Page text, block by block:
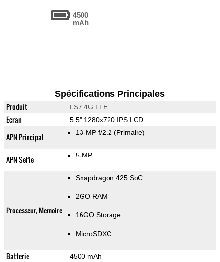
4500
mAh
Spécifications Principales
Produit LS7 4G LTE
Ecran 5.5" 1280x720 IPS LCD
APN Principal 13-MP f/2.2 (Primaire)
APN Selfie 5-MP
Processeur, Memoire
Snapdragon 425 SoC
2GO RAM
16GO Storage
MicroSDXC
Batterie 4500 mAh